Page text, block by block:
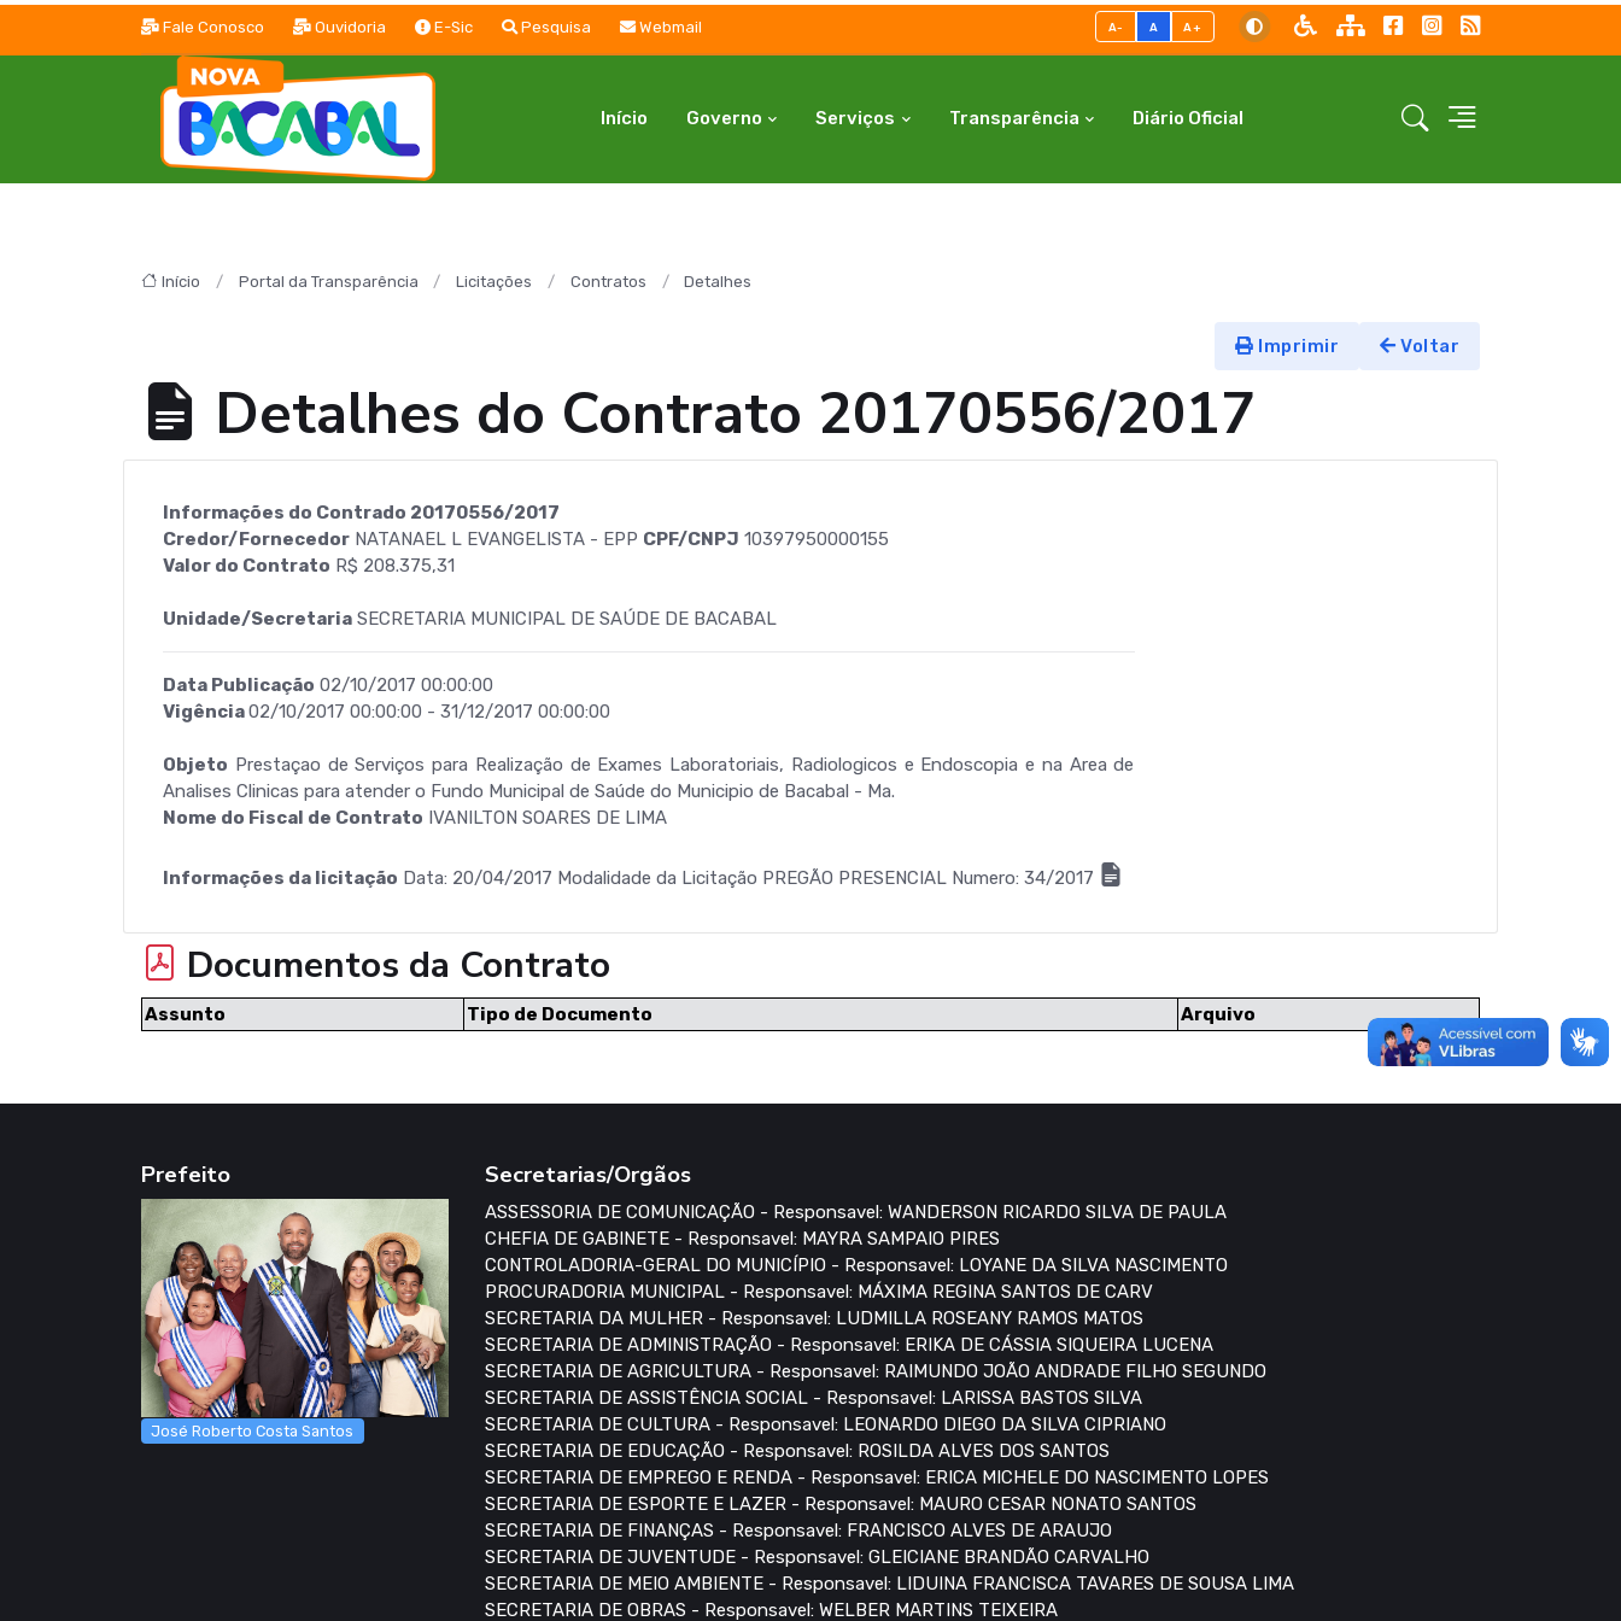
Fale Conosco Ouvidoria E-Sic Pesquisa Webmail A- A A+
Início Governo Serviços Transparência Diário Oficial
Início Portal da Transparência Licitações Contratos Detalhes
Voltar
Imprimir
Detalhes do Contrato 20170556/2017
Informações do Contrado 20170556/2017
Credor/Fornecedor NATANAEL L EVANGELISTA - EPP CPF/CNPJ 10397950000155
Valor do Contrato R$ 208.375,31
Unidade/Secretaria SECRETARIA MUNICIPAL DE SAÚDE DE BACABAL
Data Publicação 02/10/2017 00:00:00
Vigência02/10/2017 00:00:00 - 31/12/2017 00:00:00
Objeto Prestaçao de Serviços para Realização de Exames Laboratoriais, Radiologicos e Endoscopia e na Area de
Analises Clinicas para atender o Fundo Municipal de Saúde do Municipio de Bacabal - Ma.
Nome do Fiscal de Contrato IVANILTON SOARES DE LIMA
Informações da licitação Data: 20/04/2017 Modalidade da Licitação PREGÃO PRESENCIAL Numero: 34/2017
Documentos da Contrato
Assunto Tipo de Documento Arquivo
Prefeito
José Roberto Costa Santos
Secretarias/Orgãos
ASSESSORIA DE COMUNICAÇÃO - Responsavel: WANDERSON RICARDO SILVA DE PAULA
CHEFIA DE GABINETE - Responsavel: MAYRA SAMPAIO PIRES
CONTROLADORIA-GERAL DO MUNICÍPIO - Responsavel: LOYANE DA SILVA NASCIMENTO
PROCURADORIA MUNICIPAL - Responsavel: MÁXIMA REGINA SANTOS DE CARV
SECRETARIA DA MULHER - Responsavel: LUDMILLA ROSEANY RAMOS MATOS
SECRETARIA DE ADMINISTRAÇÃO - Responsavel: ERIKA DE CÁSSIA SIQUEIRA LUCENA
SECRETARIA DE AGRICULTURA - Responsavel: RAIMUNDO JOÃO ANDRADE FILHO SEGUNDO
SECRETARIA DE ASSISTÊNCIA SOCIAL - Responsavel: LARISSA BASTOS SILVA
SECRETARIA DE CULTURA - Responsavel: LEONARDO DIEGO DA SILVA CIPRIANO
SECRETARIA DE EDUCAÇÃO - Responsavel: ROSILDA ALVES DOS SANTOS
SECRETARIA DE EMPREGO E RENDA - Responsavel: ERICA MICHELE DO NASCIMENTO LOPES
SECRETARIA DE ESPORTE E LAZER - Responsavel: MAURO CESAR NONATO SANTOS
SECRETARIA DE FINANÇAS - Responsavel: FRANCISCO ALVES DE ARAUJO
SECRETARIA DE JUVENTUDE - Responsavel: GLEICIANE BRANDÃO CARVALHO
SECRETARIA DE MEIO AMBIENTE - Responsavel: LIDUINA FRANCISCA TAVARES DE SOUSA LIMA
SECRETARIA DE OBRAS - Responsavel: WELBER MARTINS TEIXEIRA